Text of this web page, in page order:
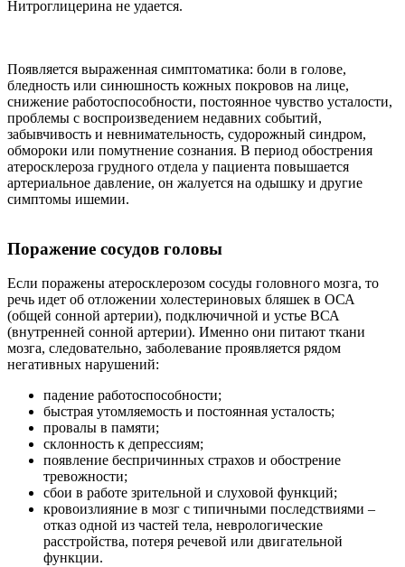
Нитроглицерина не удается.
Появляется выраженная симптоматика: боли в голове,
бледность или синюшность кожных покровов на лице,
снижение работоспособности, постоянное чувство усталости,
проблемы с воспроизведением недавних событий,
забывчивость и невнимательность, судорожный синдром,
обмороки или помутнение сознания. В период обострения
атеросклероза грудного отдела у пациента повышается
артериальное давление, он жалуется на одышку и другие
симптомы ишемии.
Поражение сосудов головы
Если поражены атеросклерозом сосуды головного мозга, то
речь идет об отложении холестериновых бляшек в ОСА
(общей сонной артерии), подключичной и устье ВСА
(внутренней сонной артерии). Именно они питают ткани
мозга, следовательно, заболевание проявляется рядом
негативных нарушений:
падение работоспособности;
быстрая утомляемость и постоянная усталость;
провалы в памяти;
склонность к депрессиям;
появление беспричинных страхов и обострение
тревожности;
сбои в работе зрительной и слуховой функций;
кровоизлияние в мозг с типичными последствиями –
отказ одной из частей тела, неврологические
расстройства, потеря речевой или двигательной
функции.